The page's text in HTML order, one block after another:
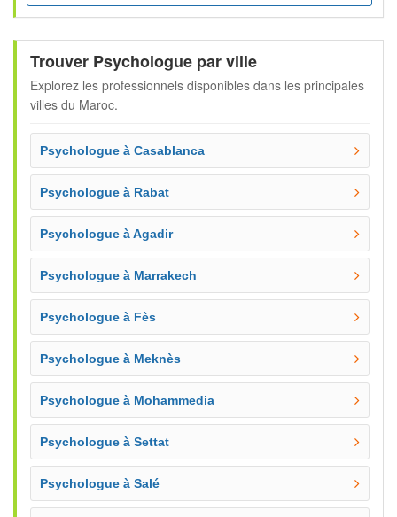
Trouver Psychologue par ville
Explorez les professionnels disponibles dans les principales
villes du Maroc.
Psychologue à Casablanca
Psychologue à Rabat
Psychologue à Agadir
Psychologue à Marrakech
Psychologue à Fès
Psychologue à Meknès
Psychologue à Mohammedia
Psychologue à Settat
Psychologue à Salé